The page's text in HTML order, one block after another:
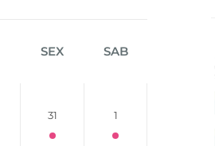
SEX SAB
31 1